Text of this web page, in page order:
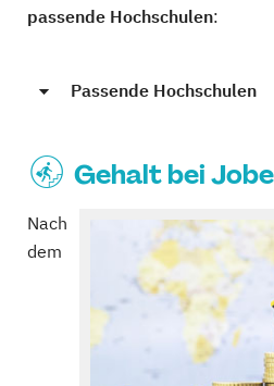
passende Hochschulen:
Passende Hochschulen
Gehalt bei
Nach
dem